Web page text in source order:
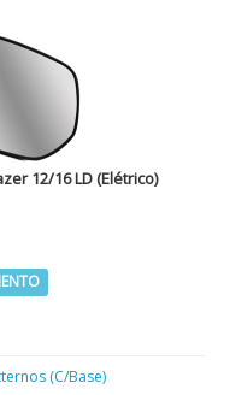
12/16 LD (Elétrico)
(C/Base)